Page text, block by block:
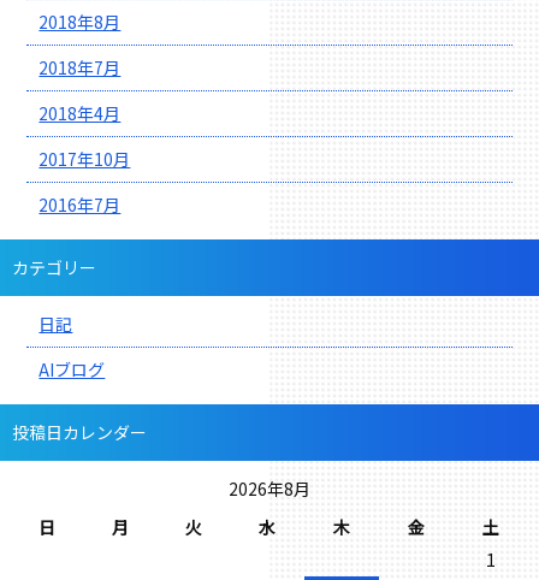
2018年8月
2018年7月
2018年4月
2017年10月
2016年7月
カテゴリー
日記
AIブログ
投稿日カレンダー
2026年8月
日
月 火 水 木 金
土
1